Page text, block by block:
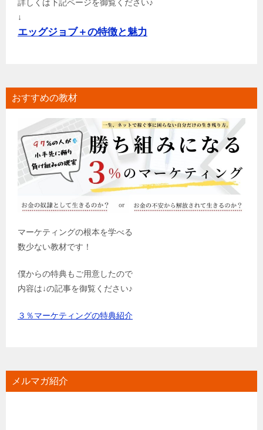
詳しくは下記ページを御覧ください♪
↓
エッグジョブ＋の特徴と魅力
おすすめの教材
マーケティングの根本を学べる
数少ない教材です！
僕からの特典もご用意したので
内容は↓の記事を御覧ください♪
３％マーケティングの特典紹介
メルマガ紹介